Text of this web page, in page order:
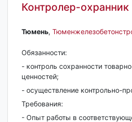
Контролер-охранник
Тюмень‎,
Обязанности:
- контроль сохранности
ценностей;
- осуществление контрольно-
Требования:
- Опыт работы в